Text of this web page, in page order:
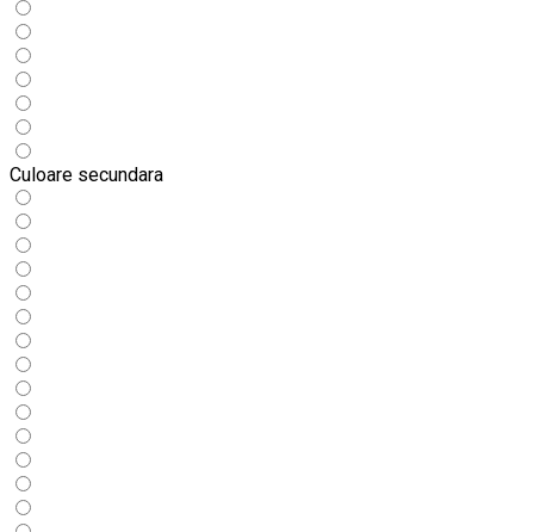
Culoare secundara